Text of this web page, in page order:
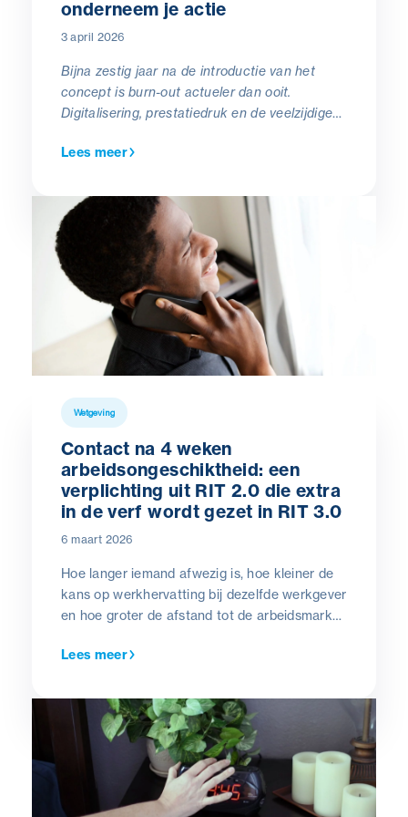
onderneem je actie
3 april 2026
Bijna zestig jaar na de introductie van het
concept is burn-out actueler dan ooit.
Digitalisering, prestatiedruk en de veelzijdige
opnemen, maken dat mentale uitputting op de
en leidinggevenden een moeilijk bespreekbaar
thema.
Lees meer
Wetgeving
Contact na 4 weken
arbeidsongeschiktheid: een
verplichting uit RIT 2.0 die extra
in de verf wordt gezet in RIT 3.0
6 maart 2026
Hoe langer iemand afwezig is, hoe kleiner de
kans op werkhervatting bij dezelfde werkgever
en hoe groter de afstand tot de arbeidsmarkt
daalt de kans op reactivering naar 50%,
voorzien via professionele begeleiding, gericht
op re-integratie.
Lees meer